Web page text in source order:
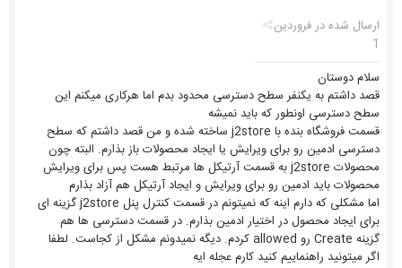
ارسال شده درفروردین
1
سلام دوستان
قصد داشتم به یکنفر سطح دسترسی محدود بدم اما هرکاری میکنم این
سطح دسترسی اونطور که باید نمیشه
قسمت فروشگاه بنده با j2store ساخته شده و من قصد داشتم که سطح
دسترسی ادمین رو برای ویرایش یا ایجاد محصولات باز بذارم. البته چون
محصولات j2store به قسمت آرتیکل ها مرتبط هست پس برای ویرایش
محصولات باید ادمین رو برای ویرایش و ایجاد آرتیکل هم آزاد بذارم
اما مشکلی که دارم اینه که نمیتونم در قسمت کنترل پنل j2store گزینه ای
برای ایجاد محصول در اختیار ادمین بذارم. در قسمت دسترسی ها هم
گزینه Create رو allowed کردم. دیگه نمیدونم مشکل از کجاست. لطفا
اگر میتونید راهنماییم کنید کارم عجله ایه